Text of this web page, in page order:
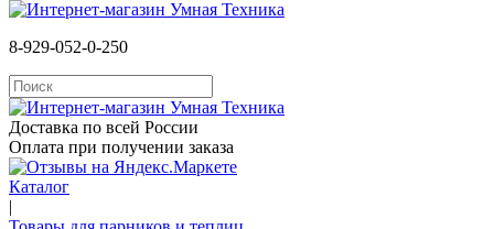
8-929-052-0-250
Доставка по всей России
Оплата при получении заказа
Каталог
|